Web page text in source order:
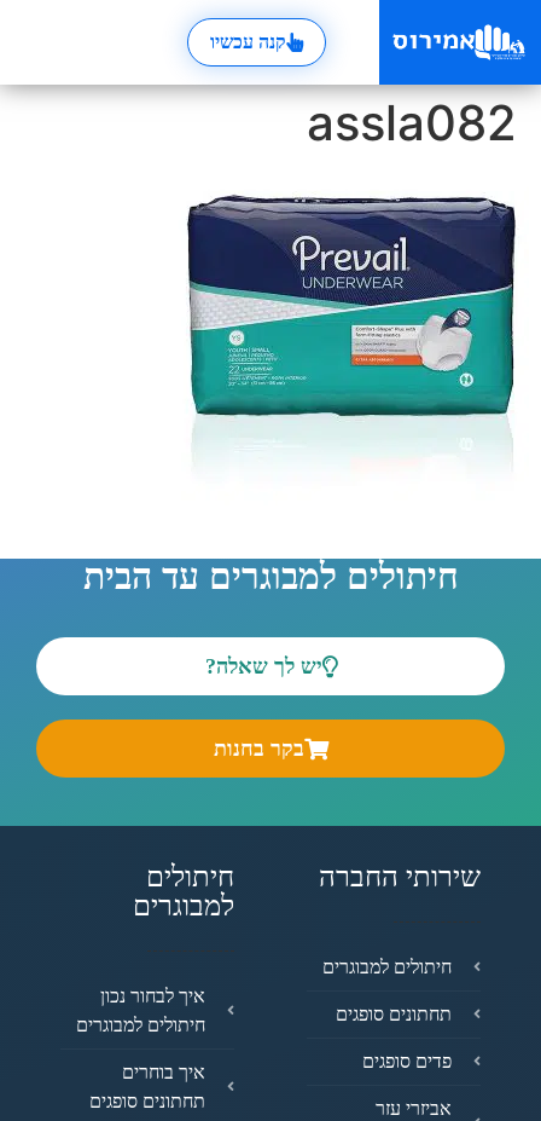
קנה עכשיו
assla082
חיתולים למבוגרים עד הבית
יש לך שאלה?
בקר בחנות
שירותי החברה
חיתולים למבוגרים
תחתונים סופגים
פדים סופגים
אביזרי עזר
חיתולים
למבוגרים
איך לבחור נכון
חיתולים למבוגרים
איך בוחרים
תחתונים סופגים